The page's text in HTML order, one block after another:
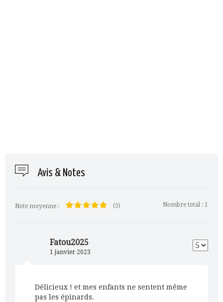
Avis & Notes
Note moyenne : (5) Nombre total : 1
Fatou2025
1 janvier 2023
Délicieux ! et mes enfants ne sentent même
pas les épinards.